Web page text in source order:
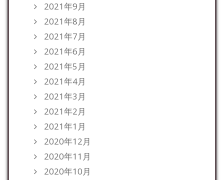
2021年9月
2021年8月
2021年7月
2021年6月
2021年5月
2021年4月
2021年3月
2021年2月
2021年1月
2020年12月
2020年11月
2020年10月